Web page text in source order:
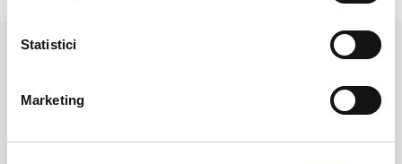
Statistici
Marketing